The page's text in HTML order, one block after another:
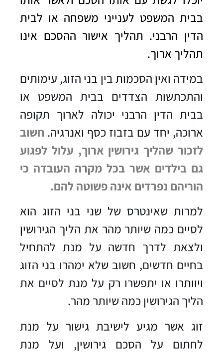
בבית המשפט לענייני משפחה או לבית
הדין הרבני. תהליך אישור ההסכם אינו
תהליך ארוך.
במידה ואין הסכמות בין בני הזוג, עימותים
והתכתשות הצדדים בבית המשפט או
בבית הדין הרבני יכולה לארוך תקופה
ארוכה, יחד עם בזבוז כסף ואנרגיה. חשוב
לזכור שהליך גירושין ארוך, עלול לפגוע
גם בילדים אשר בכל מקרה העובדה כי
הוריהם נפרדים אינה פשוטה להם.
למרות שאינטרס של שני בני הזוג הוא
לסיים כמה שיותר מהר את הליך הגירושין
ולצאת לדרך חדשה על מנת להתחיל
בחיים חדשים, חשוב שלא ימהרו בני הזוג
ויוותרו או יתפשרו רק על מנת לסיים את
הליך הגירושין כמה שיותר מהר.
זוג אשר מגיע לישיבת גישור על מנת
לחתום על הסכם גירושין, ועל מנת